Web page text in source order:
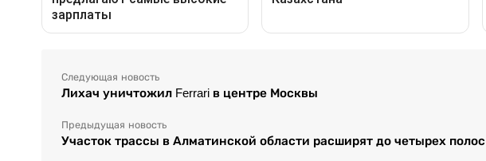
Следующая новость
Лихач уничтожил Ferrari в центре Москвы
Предыдущая новость
Участок трассы в Алматинской области расширят до четырех полос